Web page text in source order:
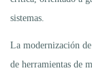
sistemas.
La modernización
de herramientas de